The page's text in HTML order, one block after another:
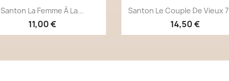
Aperçu rapide
Santon La Femme À La...
11,00 €
Aperçu rapide
Santon Le Couple De Vieux
14,50 €